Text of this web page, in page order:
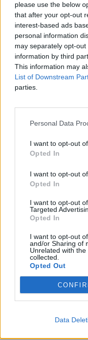
please use the below
that after your opt-out
interest-based ads
personal information
may separately opt-
information by third
This information may
List of Downstream
parties.
Personal Data
I want to opt-out
Opted In
I want to opt-out
Opted In
I want to opt-out
Targeted
Opted In
I want to opt-out
and/or Sharing of
Unrelated with
collected.
Opted Out
Data
Na wakacje przez
autostrady można
Tysiące Polaków
Słowenii. Kierowcy
uważać na nowe zasady
aby ominąć zatory. Za
Olga Karaban
02.08.2026
Reklama
Reklama